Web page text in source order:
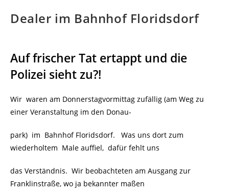
Dealer im Bahnhof Floridsdorf
Auf frischer Tat ertappt und die
Polizei sieht zu?!
Wir waren am Donnerstagvormittag zufällig (am Weg zu
einer Veranstaltung im den Donau-
park) im Bahnhof Floridsdorf. Was uns dort zum
wiederholtem Male auffiel, dafür fehlt uns
das Verständnis. Wir beobachteten am Ausgang zur
Franklinstraße, wo ja bekannter maßen